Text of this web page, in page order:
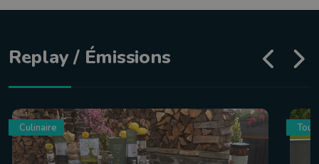
Replay / Émissions
Culinaire